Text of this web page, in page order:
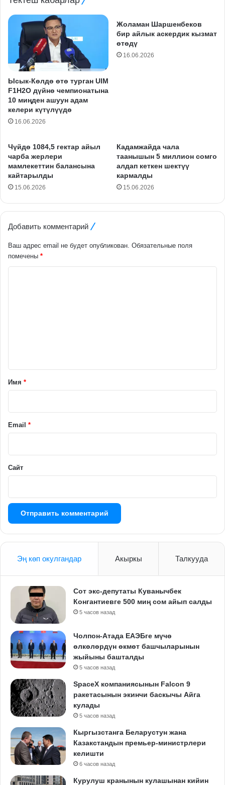
Ысык-Көлдө өтө турган UIM
F1H2O дүйнө чемпионатына
10 миңден ашуун адам
келери күтүлүүдө
16.06.2026
Жоламан Шаршенбеков
бир айлык аскердик кызмат
өтөдү
16.06.2026
Чүйдө 1084,5 гектар айыл
чарба жерлери
мамлекеттин балансына
кайтарылды
15.06.2026
Кадамжайда чала
таанышын 5 миллион сомго
алдап кеткен шектүү
кармалды
15.06.2026
Добавить комментарий
Ваш адрес email не будет опубликован. Обязательные поля
помечены *
а
р
й
Имя *
Email *
Сайт
Эң көп окулгандар Акыркы Талкууда
Сот экс-депутаты Куванычбек
Конгантиевге 500 миң сом айып салды
5 часов назад
Чолпон-Атада ЕАЭБге мүчө
өлкөлөрдүн өкмөт башчыларынын
жыйыны башталды
5 часов назад
SpaceX компаниясынын Falcon 9
ракетасынын экинчи баскычы Айга
кулады
5 часов назад
Кыргызстанга Беларустун жана
Казакстандын премьер-министрлери
келишти
6 часов назад
Курулуш кранынын кулашынан кийин